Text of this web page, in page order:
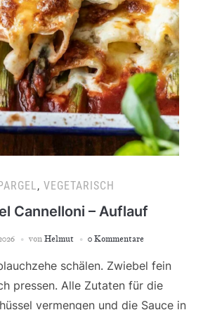
, VEGETARISCH
Cannelloni – Auflauf
von Helmut 0 Kommentare
schälen. Zwiebel fein
pressen. Alle Zutaten für die
vermengen und die Sauce in